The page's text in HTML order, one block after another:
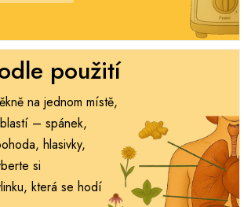
použití
na jednom místě,
– spánek,
hlasivky,
si
která se hodí